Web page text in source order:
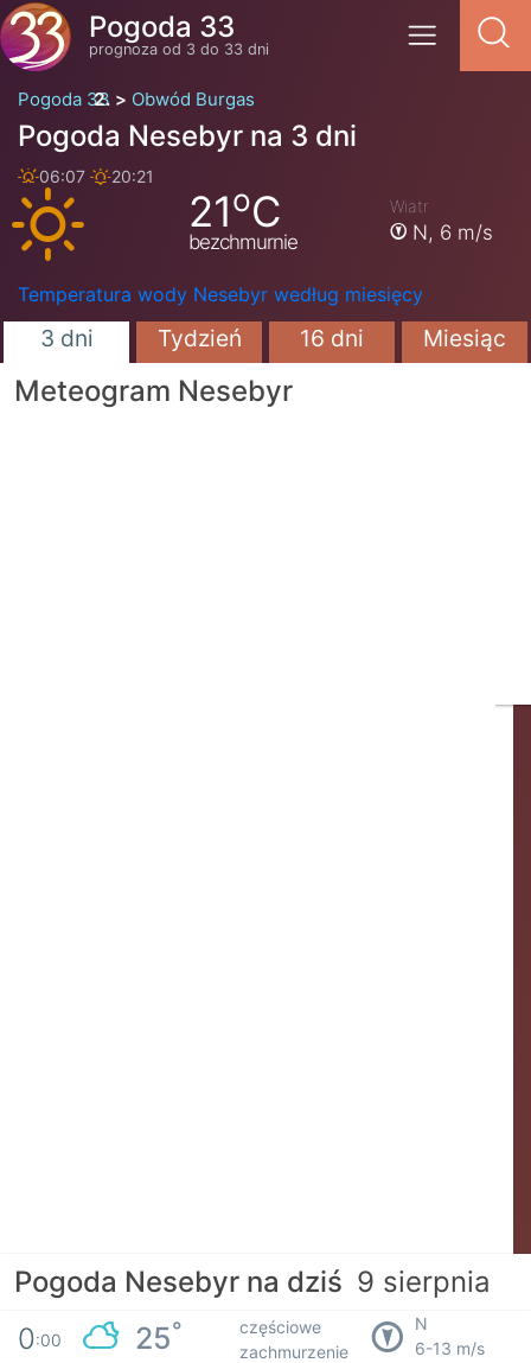
Pogoda 33
prognoza od 3 do 33 dni
Pogoda 33 Obwód Burgas
Pogoda Nesebyr na 3 dni
06:07 20:21
21oC
bezchmurnie
Wiatr
N, 6 m/s
Temperatura wody Nesebyr według miesięcy
3 dni Tydzień 16 dni Miesiąc
Meteogram Nesebyr
Pogoda Nesebyr na dziś 9 sierpnia
0:00 25°
częściowe
zachmurzenie
N
6-13 m/s